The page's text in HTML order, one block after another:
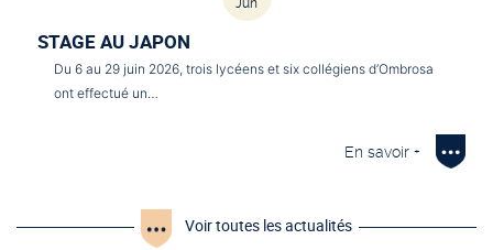
Jun
STAGE AU JAPON
Du 6 au 29 juin 2026, trois lycéens et six collégiens d’Ombrosa
ont effectué un…
En savoir +
Voir toutes les actualités